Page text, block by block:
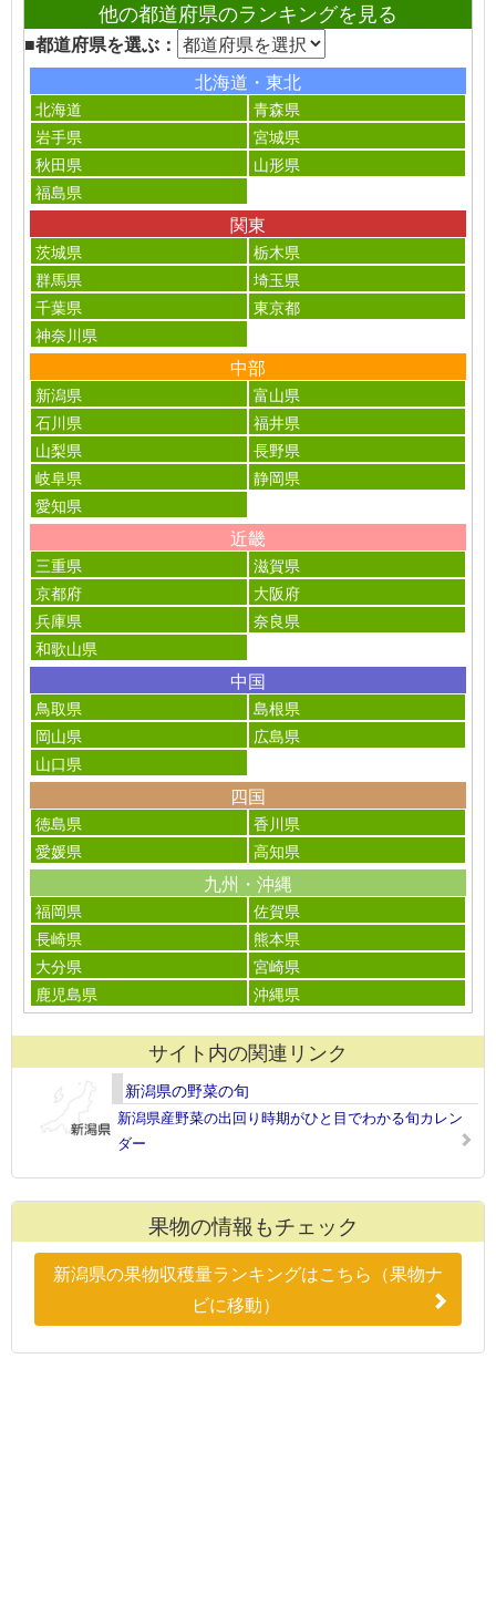
他の都道府県のランキングを見る
■都道府県を選ぶ：
北海道・東北
北海道
青森県
岩手県
宮城県
秋田県
山形県
福島県
関東
茨城県
栃木県
群馬県
埼玉県
千葉県
東京都
神奈川県
中部
新潟県
富山県
石川県
福井県
山梨県
長野県
岐阜県
静岡県
愛知県
近畿
三重県
滋賀県
京都府
大阪府
兵庫県
奈良県
和歌山県
中国
鳥取県
島根県
岡山県
広島県
山口県
四国
徳島県
香川県
愛媛県
高知県
九州・沖縄
福岡県
佐賀県
長崎県
熊本県
大分県
宮崎県
鹿児島県
沖縄県
サイト内の関連リンク
新潟県の野菜の旬
新潟県産野菜の出回り時期がひと目でわかる旬カレン
ダー
果物の情報もチェック
新潟県の果物収穫量ランキングはこちら（果物ナ
ビに移動）